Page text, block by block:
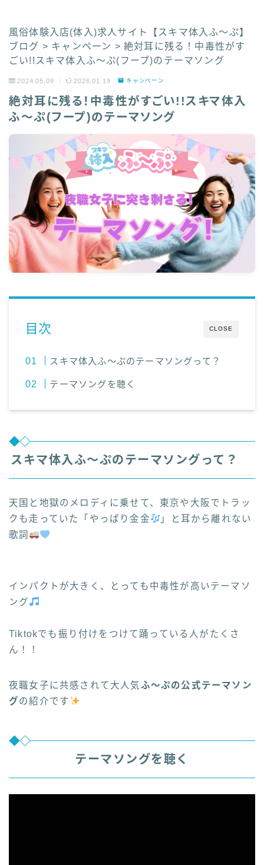
風俗体験入店(体入)求人サイト【スキマ体入ふ〜ぷ】
ブログ > キャンペーン >絶対耳に残る！中毒性がす
ごい!!スキマ体入ふ〜ぷ(フープ)のテーマソング
2024.05.09 2026.01.19 キャンペーン
絶対耳に残る！中毒性がすごい!!スキマ体入
ふ〜ぷ(フープ)のテーマソング
CLOSE
目次
スキマ体入ふ～ぷのテーマソングって？
テーマソングを聴く
スキマ体入ふ～ぷのテーマソングって？
天国と地獄のメロディに乗せて、東京や大阪でトラッ
クも走っていた「やっぱり金金
」と耳から離れない
歌詞
インパクトが大きく、とっても中毒性が高いテーマソ
ング
Tiktokでも振り付けをつけて踊っている人がたくさ
ん！！
夜職女子に共感されて大人気ふ～ぷの公式テーマソン
グの紹介です
テーマソングを聴く